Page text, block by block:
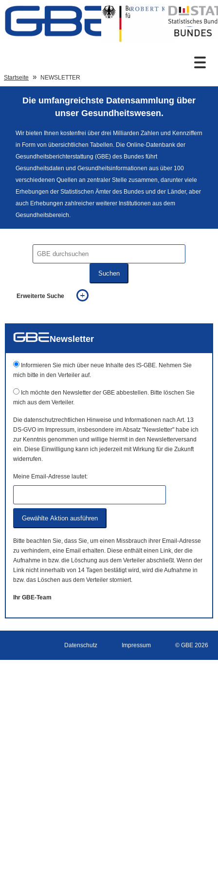
Zum Inhalt
Sprachumschaltung
Fußzeile
Startseite NEWSLETTER
Die umfangreichste Datensammlung über
unser Gesundheitswesen.
Wir bieten Ihnen kostenfrei über drei Milliarden Zahlen und Kennziffern
in Form von übersichtlichen Tabellen. Die Online-Datenbank der
Gesundheitsberichterstattung (GBE) des Bundes führt
Gesundheitsdaten und Gesundheitsinformationen aus über 100
verschiedenen Quellen an zentraler Stelle zusammen, darunter viele
Erhebungen der Statistischen Ämter des Bundes und der Länder, aber
auch Erhebungen zahlreicher weiterer Institutionen aus dem
Gesundheitsbereich.
Suchen
Erweiterte Suche
auch in allen Texten suchen (Volltextsuche)
Newsletter
Informieren Sie mich über neue Inhalte des IS-GBE. Nehmen Sie
mich bitte in den Verteiler auf.
Ich möchte den Newsletter der GBE abbestellen. Bitte löschen Sie
mich aus dem Verteiler.
Die datenschutzrechtlichen Hinweise und Informationen nach Art. 13
DS-GVO im Impressum, insbesondere im Absatz "Newsletter" habe ich
zur Kenntnis genommen und willige hiermit in den Newsletterversand
ein. Diese Einwilligung kann ich jederzeit mit Wirkung für die Zukunft
widerrufen.
Meine Email-Adresse lautet:
Bitte beachten Sie, dass Sie, um einen Missbrauch ihrer Email-Adresse
zu verhindern, eine Email erhalten. Diese enthält einen Link, der die
Aufnahme in bzw. die Löschung aus dem Verteiler abschließt. Wenn der
Link nicht innerhalb von 14 Tagen bestätigt wird, wird die Aufnahme in
bzw. das Löschen aus dem Verteiler storniert.
Ihr GBE-Team
Datenschutz Impressum © GBE 2026